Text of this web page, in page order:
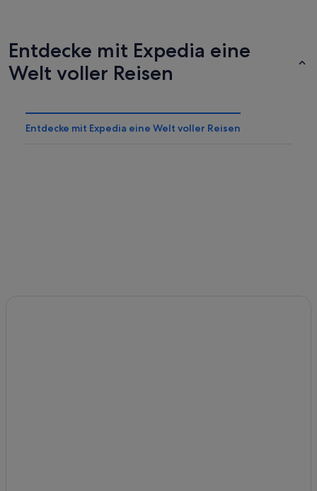
Entdecke mit Expedia eine
Welt voller Reisen
Entdecke mit Expedia eine Welt voller Reisen